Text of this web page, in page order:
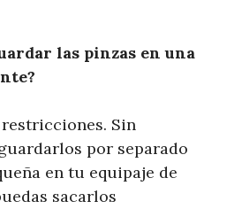
las pinzas en una
Sin
por separado
en tu equipaje de
sacarlos